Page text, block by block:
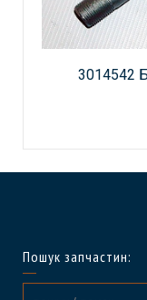
3014542
Пошук запчастин: